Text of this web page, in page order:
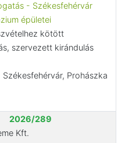
- Székesfehérvár
épületei
kötött
szervezett kirándulás
Prohászka
2026/289
Kft.